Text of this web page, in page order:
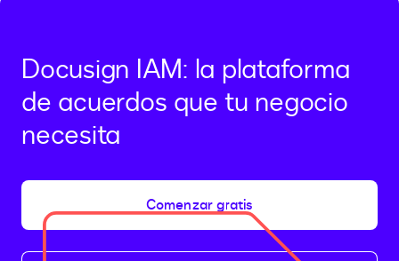
Docusign IAM: la plataforma
de acuerdos que tu negocio
necesita
Comenzar gratis